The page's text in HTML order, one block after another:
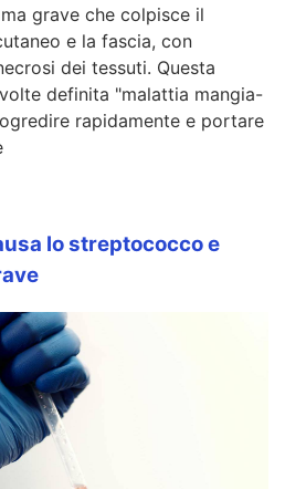
grave che colpisce il
e la fascia, con
dei tessuti. Questa
definita "malattia mangia-
rapidamente e portare
lo streptococco e